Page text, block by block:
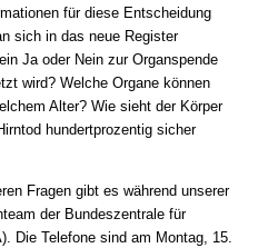
für diese Entscheidung
sich in das neue Register
Ja oder Nein zur Organspende
wird? Welche Organe können
Alter? Wie sieht der Körper
hundertprozentig sicher
Fragen gibt es während unserer
der Bundeszentrale für
Die Telefone sind am Montag, 15.